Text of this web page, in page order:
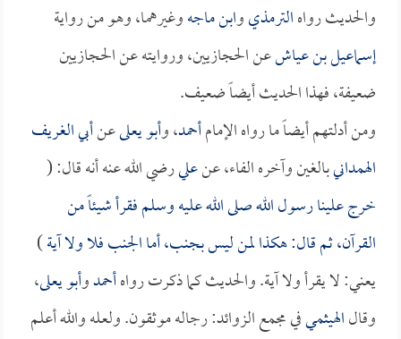
والحديث رواهالترمذيوابن ماجهوغيرهما، وهو من رواية
إسماعيل بن عياشعن الحجازيين، وروايته عن الحجازيين
ضعيفة، فهذا الحديث أيضاً ضعيف.
ومن أدلتهم أيضاً ما رواه الإمامأحمد، وأبو يعلىعنأبي الغريف
الهمدانيبالغين وآخره الفاء، عنعليرضي الله عنه أنه قال: (
خرج علينا رسول الله صلى الله عليه وسلم فقرأ شيئاً من
القرآن، ثم قال: هكذا لمن ليس بجنب، أما الجنب فلا ولا آية)
يعني: لا يقرأ ولا آية. والحديث كما ذكرت رواهأحمدوأبو يعلى،
وقالالهيثميفي مجمع الزوائد: رجاله موثقون. ولعله والله أعلم